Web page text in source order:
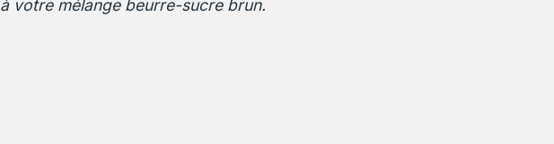
à votre mélange beurre-sucre brun.